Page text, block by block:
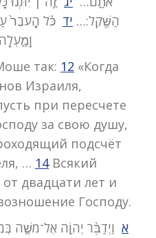
הַשֶּׁ֖קֶל:… יד כֹּ֗ל הָֽעֹבֵר֙
так: 12 «Когда
Израиля,
при пересчете
за свою душу,
подсчёт
… 14Всякий
двадцати лет и
Господу.
א וַיְדַבֵּ֨ר יְהוָֹ֧ה אֶל־משֶׁ֛ה